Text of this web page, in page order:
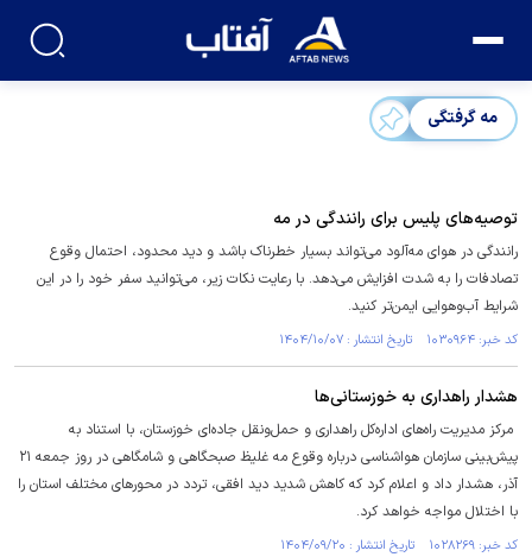
مه گرفتگی
توصیه‌های پلیس برای رانندگی در مه
رانندگی در هوای مه‌آلود می‌تواند بسیار خطرناک باشد و دید محدود، احتمال وقوع
تصادفات را به شدت افزایش می‌دهد. با رعایت نکات زیر، می‌توانید سفر خود را در این
شرایط آب‌وهوایی ایمن‌تر کنید.
کد خبر: ۱۰۳۰۹۶۴ تاریخ انتشار : ۱۴۰۴/۱۰/۰۷
هشدار راهداری به خوزستانی‌ها
مرکز مدیریت راه‌های اداره‌کل راهداری و حمل‌ونقل جاده‌ای خوزستان، با استناد به
پیش‌بینی سازمان هواشناسی درباره وقوع مه غلیظ صبحگاهی و شامگاهی در روز جمعه ۲۱
آذر، هشدار داد و اعلام کرد که کاهش شدید دید افقی، تردد در محورهای مختلف استان را
با اختلال مواجه خواهد کرد.
کد خبر: ۱۰۲۸۲۶۹ تاریخ انتشار : ۱۴۰۴/۰۹/۲۰